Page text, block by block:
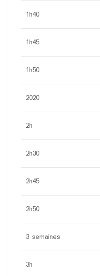
1h40
1h45
1h50
2020
2h
2h30
2h45
2h50
3 semaines
3h